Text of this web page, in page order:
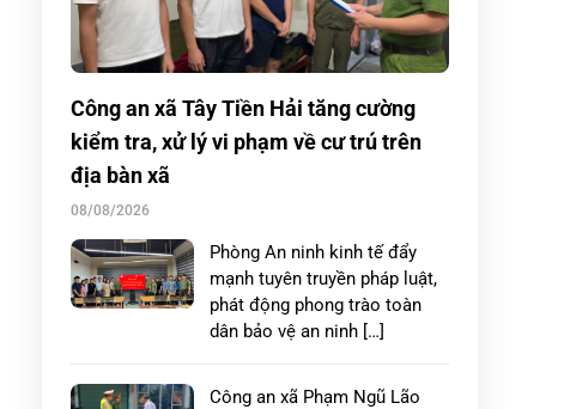
Công an xã Tây Tiền Hải tăng cường
kiểm tra, xử lý vi phạm về cư trú trên
địa bàn xã
08/08/2026
Phòng An ninh kinh tế đẩy
mạnh tuyên truyền pháp luật,
phát động phong trào toàn
dân bảo vệ an ninh […]
Công an xã Phạm Ngũ Lão